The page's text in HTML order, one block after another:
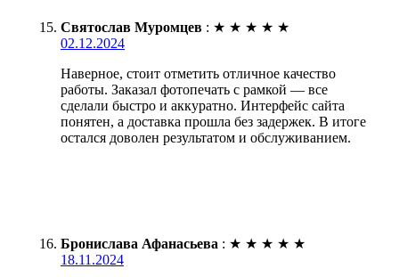
Святослав Муромцев : ★ ★ ★ ★ ★
02.12.2024
Наверное, стоит отметить отличное качество
работы. Заказал фотопечать с рамкой — все
сделали быстро и аккуратно. Интерфейс сайта
понятен, а доставка прошла без задержек. В итоге
остался доволен результатом и обслуживанием.
Бронислава Афанасьева : ★ ★ ★ ★ ★
18.11.2024